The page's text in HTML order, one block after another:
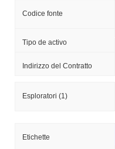
Codice fonte
Tipo de activo
Indirizzo del Contratto
Esploratori (1)
Etichette